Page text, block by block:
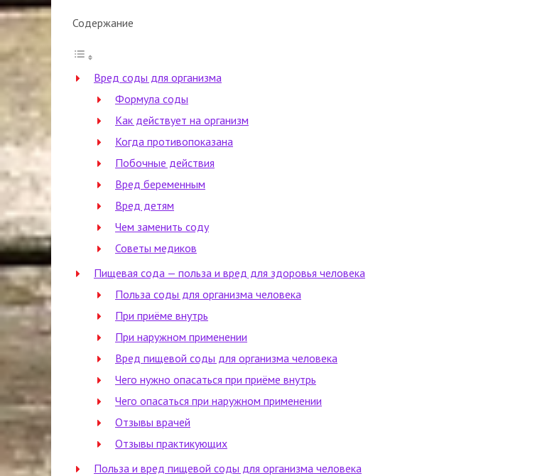
Содержание
Вред соды для организма
Формула соды
Как действует на организм
Когда противопоказана
Побочные действия
Вред беременным
Вред детям
Чем заменить соду
Советы медиков
Пищевая сода — польза и вред для здоровья человека
Польза соды для организма человека
При приёме внутрь
При наружном применении
Вред пищевой соды для организма человека
Чего нужно опасаться при приёме внутрь
Чего опасаться при наружном применении
Отзывы врачей
Отзывы практикующих
Польза и вред пищевой соды для организма человека